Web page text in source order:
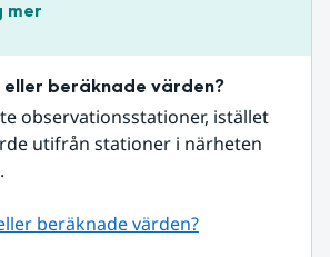
mer
beräknade värden?
observationsstationer, istället
utifrån stationer i närheten
beräknade värden?